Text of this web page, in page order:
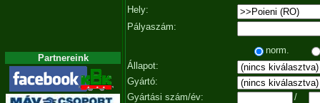
Partnereink
Hely:
Pályaszám:
norm.
Állapot:
Gyártó:
Gyártási szám/év:
/